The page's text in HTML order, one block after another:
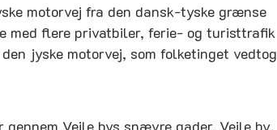
motorvej fra den dansk-tyske grænse
med flere privatbiler, ferie- og turisttrafik
jyske motorvej, som folketinget vedtog
Vejle bys snævre gader. Vejle by,